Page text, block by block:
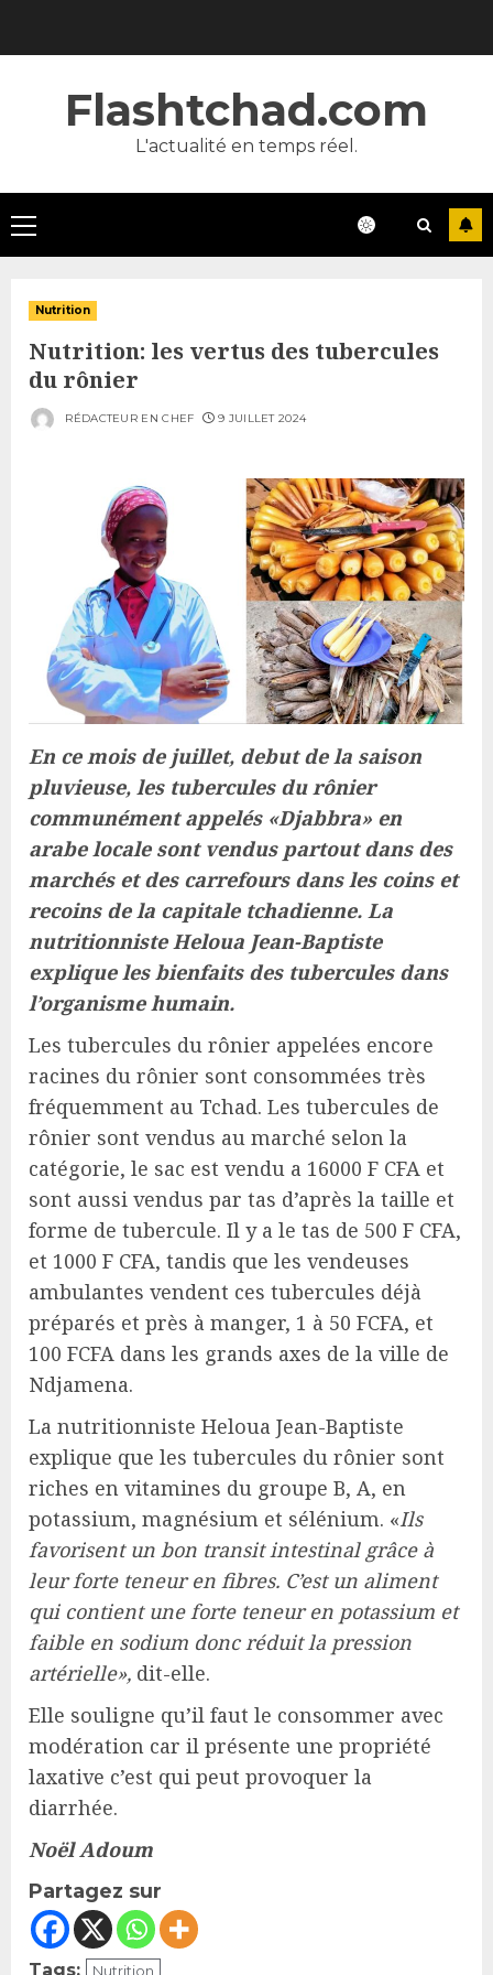
Flashtchad.com
L'actualité en temps réel.
Primary
Menu
Nutrition
Nutrition: les vertus des tubercules
du rônier
RÉDACTEUR EN CHEF 9 JUILLET 2024
En ce mois de juillet, debut de la saison
pluvieuse, les tubercules du rônier
communément appelés «Djabbra» en
arabe locale sont vendus partout dans des
marchés et des carrefours dans les coins et
recoins de la capitale tchadienne. La
nutritionniste Heloua Jean-Baptiste
explique les bienfaits des tubercules dans
l’organisme humain.
Les tubercules du rônier appelées encore
racines du rônier sont consommées très
fréquemment au Tchad. Les tubercules de
rônier sont vendus au marché selon la
catégorie, le sac est vendu a 16000 F CFA et
sont aussi vendus par tas d’après la taille et
forme de tubercule. Il y a le tas de 500 F CFA,
et 1000 F CFA, tandis que les vendeuses
ambulantes vendent ces tubercules déjà
préparés et près à manger, 1 à 50 FCFA, et
100 FCFA dans les grands axes de la ville de
Ndjamena.
La nutritionniste Heloua Jean-Baptiste
explique que les tubercules du rônier sont
riches en vitamines du groupe B, A, en
potassium, magnésium et sélénium. «Ils
favorisent un bon transit intestinal grâce à
leur forte teneur en fibres. C’est un aliment
qui contient une forte teneur en potassium et
faible en sodium donc réduit la pression
artérielle», dit-elle.
Elle souligne qu’il faut le consommer avec
modération car il présente une propriété
laxative c’est qui peut provoquer la
diarrhée.
Noël Adoum
Partagez sur
Tags: Nutrition